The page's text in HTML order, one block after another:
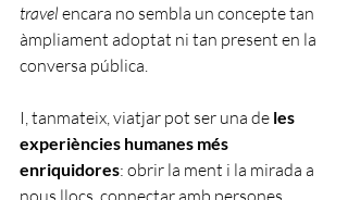
travel encara no sembla un concepte tan
àmpliament adoptat ni tan present en la
conversa pública.
I, tanmateix, viatjar pot ser una de les
experiències humanes més
enriquidores: obrir la ment i la mirada a
nous llocs, connectar amb persones